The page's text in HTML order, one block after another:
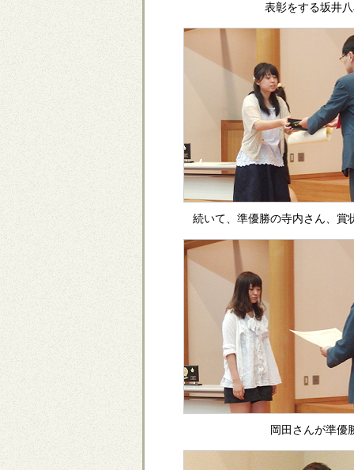
表彰をする坂井
続いて、準優勝の寺内さん、賞
岡田さんが準優